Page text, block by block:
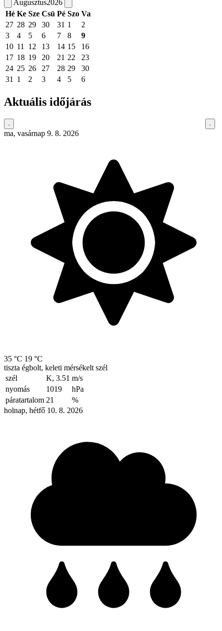
Augusztus2026
Hé Ke Sze Csü Pé Szo Va
27 28 29 30 31 1
2
3
4 5 6 7 8
9
10 11 12 13 14 15
16
17 18 19 20 21 22
23
24 25 26 27 28 29
30
31
1 2 3 4 5 6
Aktuális időjárás
ma, vasárnap 9. 8. 2026
35 °C 19 °C
tiszta égbolt, keleti mérsékelt szél
szél
K, 3.51 m/s
nyomás
1019
hPa
páratartalom 21
%
holnap, hétfő 10. 8. 2026